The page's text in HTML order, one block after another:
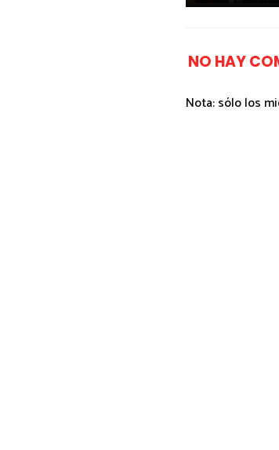
NO HAY
Nota: sólo los